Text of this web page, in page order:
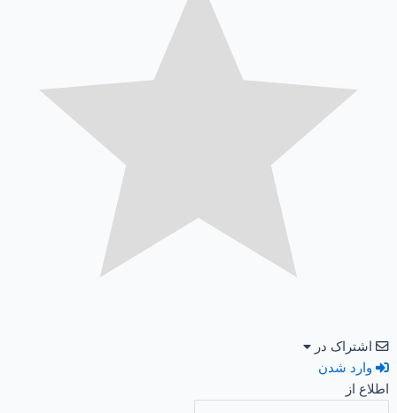
اشتراک در
وارد شدن
اطلاع از